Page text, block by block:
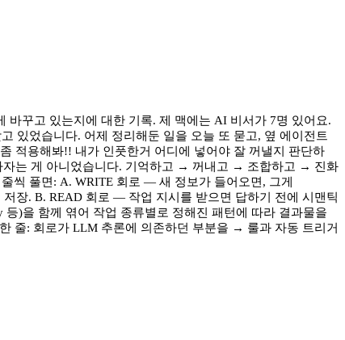
바꾸고 있는지에 대한 기록. 제 맥에는 AI 비서가 7명 있어요.
있었습니다. 어제 정리해둔 일을 오늘 또 묻고, 옆 에이전트
적용해봐!! 내가 인풋한거 어디에 넣어야 잘 꺼낼지 판단하
자는 게 아니었습니다. 기억하고 → 꺼내고 → 조합하고 → 진화
씩 풀면: A. WRITE 회로 — 새 정보가 들어오면, 그게
장. B. READ 회로 — 작업 지시를 받으면 답하기 전에 시맨틱
)을 함께 엮어 작업 종류별로 정해진 패턴에 따라 결과물을
줄: 회로가 LLM 추론에 의존하던 부분을 → 룰과 자동 트리거